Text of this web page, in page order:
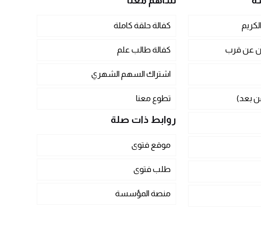
عن قرب
بعد)
كفالة حلقة كاملة
كفالة طالب علم
اشتراك السهم الشهري
تطوع معنا
روابط ذات صلة
موقع فتوى
طلب فتوى
منصة المؤسسة